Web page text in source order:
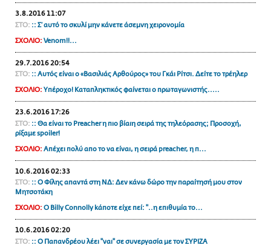
LIFOLAND
CITY GUIDE
ΑΜΠΑ
PRINT
3.8.2016 11:07
ΣΤΟ: :: Σ’ αυτό το σκυλί μην κάνετε άσεμνη χειρονομία
ΣΧΟΛΙΟ: Venom!!...
29.7.2016 20:54
ΣΤΟ: :: Αυτός είναι ο «Βασιλιάς Αρθούρος» του Γκάι Ρίτσι. Δείτε το τρέηλερ
ΣΧΟΛΙΟ: Υπέροχο! Καταπληκτικός φαίνεται ο πρωταγωνιστής.....
23.6.2016 17:26
ΣΤΟ: :: Θα είναι το Preacher η πιο βίαιη σειρά της τηλεόρασης; Προσοχή,
ρίξαμε spoiler!
ΣΧΟΛΙΟ: Απέχει πολύ απο το να είναι, η σειρά preacher, η π...
10.6.2016 02:33
ΣΤΟ: :: O Φίλης απαντά στη ΝΔ: Δεν κάνω δώρο την παραίτησή μου στον
Μητσοτάκη
ΣΧΟΛΙΟ: O Billy Connolly kάποτε είχε πεί: "..η επιθυμία το...
10.6.2016 02:20
ΣΤΟ: :: O Παπανδρέου λέει "ναι" σε συνεργασία με τον ΣΥΡΙΖΑ